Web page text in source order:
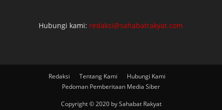
Hubungi kami: redaksi@sahabatrakyat.com
Redaksi Tentang Kami
Hubungi Kami
Pedoman Pemberitaan Media Siber
Copyright © 2020 by Sahabat Rakyat